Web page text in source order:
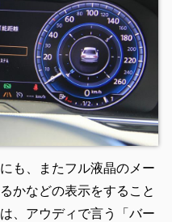
も、またフル液晶のメー
かなどの表示をすること
、アウディで言う「バー